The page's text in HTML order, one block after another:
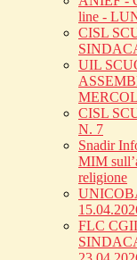
line -
CISL
UIL
CISL
N. 7
Snadir
MIM
religione
FLC